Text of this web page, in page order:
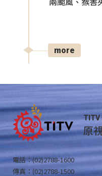
兩颱風、猴害
more
TITV
原
電話：(02)2788-1600
傳真：(02)2788-1500